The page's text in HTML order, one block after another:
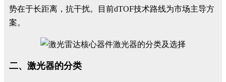
势在于长距离，抗干扰。目前dTOF技术路线为市场主导方
案。
二、激光器的分类